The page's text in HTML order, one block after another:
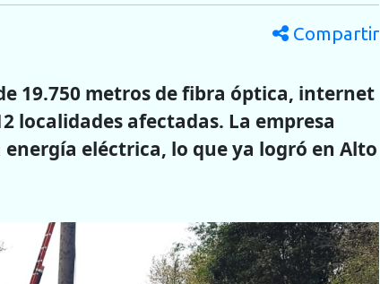
Compartir
19.750 metros de fibra óptica, internet
localidades afectadas. La empresa
eléctrica, lo que ya logró en Alto